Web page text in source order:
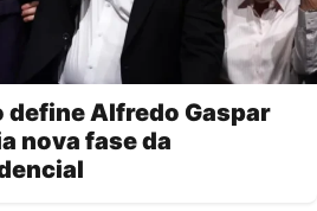
define Alfredo Gaspar
nova fase da